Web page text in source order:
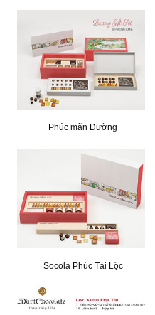
Phúc mãn Đường
Socola Phúc Tài Lộc